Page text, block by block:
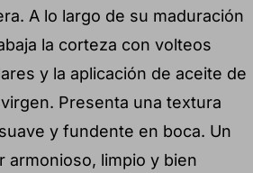
A lo largo de su maduración
la corteza con volteos
y la aplicación de aceite de
Presenta una textura
y fundente en boca. Un
armonioso, limpio y bien